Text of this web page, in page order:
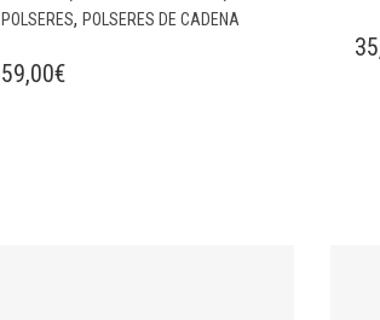
POLSERES, POLSERES DE CADENA
59,00€